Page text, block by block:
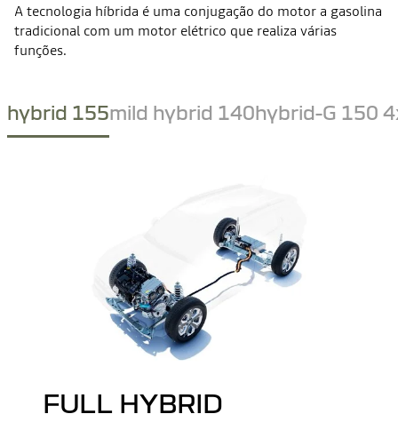
A tecnologia híbrida é uma conjugação do motor a gasolina
tradicional com um motor elétrico que realiza várias
funções.
hybrid 155mild hybrid 140hybrid-G 150
FULL HYBRID